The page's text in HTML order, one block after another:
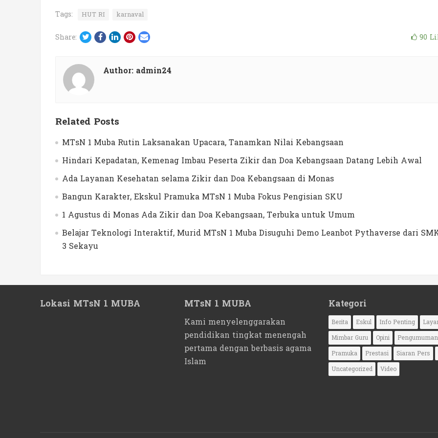
Tags: HUT RI karnaval
Share: Twitter
Facebook
LinkedIn
Pinterest
Email 90
Author: admin24
Related Posts
MTsN 1 Muba Rutin Laksanakan Upacara, Tanamkan Nilai Kebangsaan
Hindari Kepadatan, Kemenag Imbau Peserta Zikir dan Doa Kebangsaan Datang Lebih Awal
Ada Layanan Kesehatan selama Zikir dan Doa Kebangsaan di Monas
Bangun Karakter, Ekskul Pramuka MTsN 1 Muba Fokus Pengisian SKU
1 Agustus di Monas Ada Zikir dan Doa Kebangsaan, Terbuka untuk Umum
Belajar Teknologi Interaktif, Murid MTsN 1 Muba Disuguhi Demo Leanbot Pythaverse dari
3 Sekayu
Lokasi MTsN 1 MUBA MTsN 1 MUBA
Kami menyelenggarakan
pendidikan tingkat menengah
pertama dengan berbasis agama
Islam
Kategori
Berita Eskul Info Penting
Mimbar Guru
Opini
Pengumuman
Pramuka
Prestasi
Siaran Pers
Uncategorized
Video